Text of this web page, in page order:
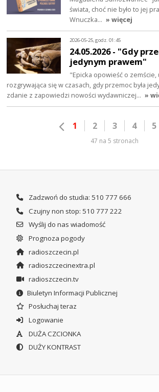
świata, choć nie było to jej
Wnuczka… » więcej
2026-05-25, godz. 01:45
24.05.2026 - "Gdy
jedynym prawem"
"Epicka opowieść o zemście,
rozgrywająca się w czasach, gdy przemoc była
zdanie z zapowiedzi nowości wydawniczej… »
1 2 3 4 5
47 na 5 stronach
Zadzwoń do studia: 510 777 666
Czujny non stop: 510 777 222
Wyślij do nas wiadomość
Prognoza pogody
radioszczecin.pl
radioszczecinextra.pl
radioszczecin.tv
Biuletyn Informacji Publicznej
Posłuchaj teraz
Logowanie
DUŻA CZCIONKA
DUŻY KONTRAST